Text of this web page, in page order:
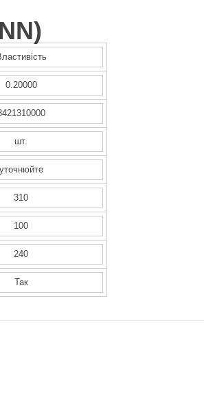
)
0.20000
шт.
уточнюйте
310
100
240
Так